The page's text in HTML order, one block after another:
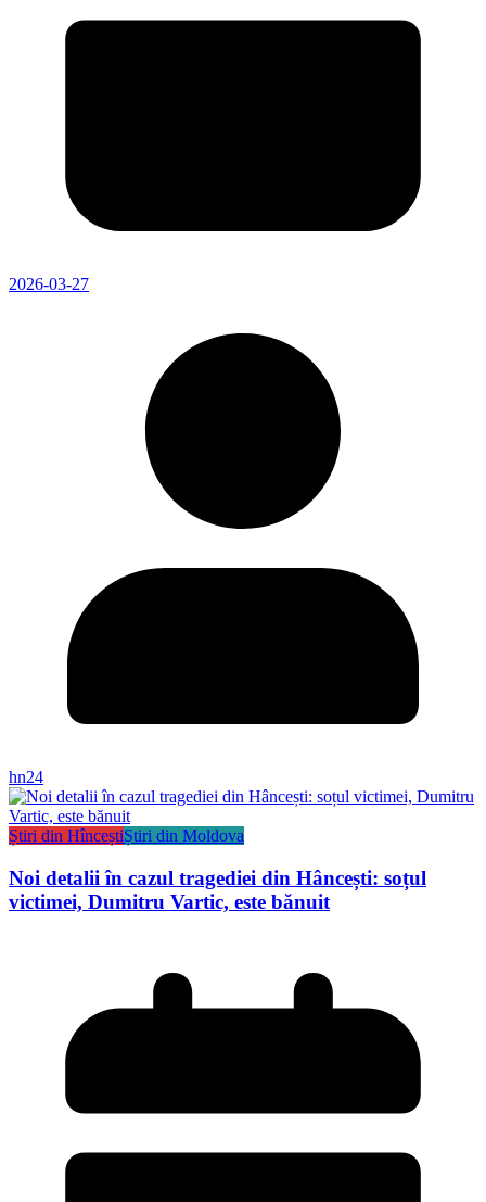
2026-03-27
hn24
Știri din HînceștiȘtiri din Moldova
Noi detalii în cazul tragediei din Hâncești: soțul
victimei, Dumitru Vartic, este bănuit